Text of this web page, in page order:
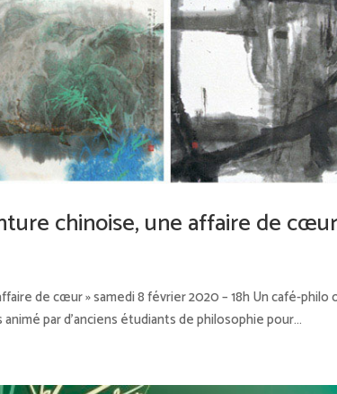
chinoise, une affaire de
de cœur » samedi 8 février 2020 – 18h Un café-philo
par d’anciens étudiants de philosophie pour...